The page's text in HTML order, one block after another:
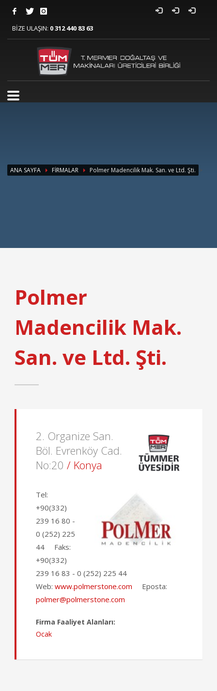
BİZE ULAŞIN: 0 312 440 83 63
ANA SAYFA FİRMALAR Polmer Madencilik Mak. San. ve Ltd. Şti. >
Polmer
Madencilik Mak.
San. ve Ltd. Şti.
2. Organize San.
Böl. Evrenköy Cad.
No:20 / Konya
Tel:
+90(332)
239 16 80 -
0 (252) 225
44 Faks:
+90(332)
239 16 83 - 0 (252) 225 44
Web: www.polmerstone.com Eposta:
polmer@polmerstone.com
Firma Faaliyet Alanları:
Ocak